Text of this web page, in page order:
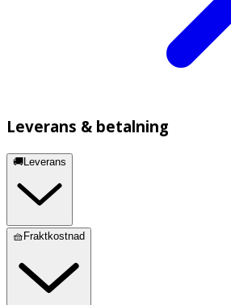
Leverans & betalning
🚚Leverans
🧺Fraktkostnad